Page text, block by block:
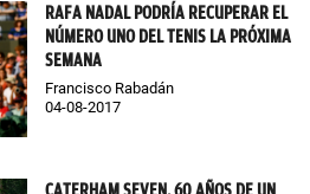
RAFA NADAL PODRÍA RECUPERAR EL
NÚMERO UNO DEL TENIS LA PRÓXIMA
SEMANA
Francisco Rabadán
04-08-2017